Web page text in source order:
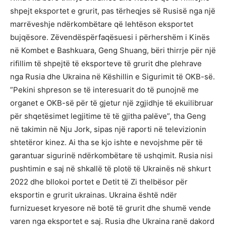
shpejt eksportet e grurit, pas tërheqjes së Rusisë nga një
marrëveshje ndërkombëtare që lehtëson eksportet
bujqësore. Zëvendëspërfaqësuesi i përhershëm i Kinës
në Kombet e Bashkuara, Geng Shuang, bëri thirrje për një
rifillim të shpejtë të eksporteve të grurit dhe plehrave
nga Rusia dhe Ukraina në Këshillin e Sigurimit të OKB-së.
”Pekini shpreson se të interesuarit do të punojnë me
organet e OKB-së për të gjetur një zgjidhje të ekuilibruar
për shqetësimet legjitime të të gjitha palëve”, tha Geng
në takimin në Nju Jork, sipas një raporti në televizionin
shtetëror kinez. Ai tha se kjo ishte e nevojshme për të
garantuar sigurinë ndërkombëtare të ushqimit. Rusia nisi
pushtimin e saj në shkallë të plotë të Ukrainës në shkurt
2022 dhe bllokoi portet e Detit të Zi thelbësor për
eksportin e grurit ukrainas. Ukraina është ndër
furnizueset kryesore në botë të grurit dhe shumë vende
varen nga eksportet e saj. Rusia dhe Ukraina ranë dakord